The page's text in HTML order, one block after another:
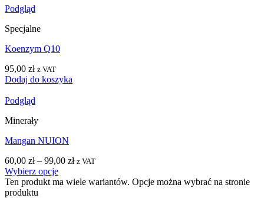
Podgląd
Specjalne
Koenzym Q10
95,00 zł z VAT
Dodaj do koszyka
Podgląd
Minerały
Mangan NUION
60,00 zł– 99,00 zł z VAT
Wybierz opcje
Ten produkt ma wiele wariantów. Opcje można wybrać na stronie
produktu